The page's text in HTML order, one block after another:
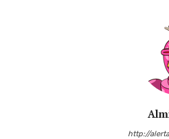
http://